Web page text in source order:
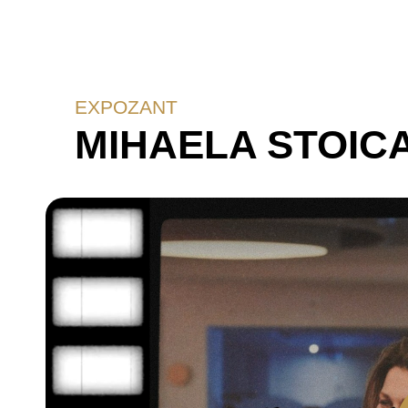
EXPOZANT
MIHAELA